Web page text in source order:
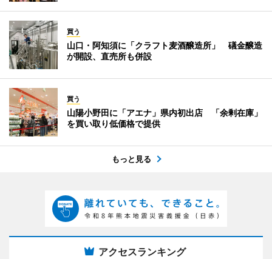
買う
山口・阿知須に「クラフト麦酒醸造所」 礒金醸造
が開設、直売所も併設
買う
山陽小野田に「アエナ」県内初出店 「余剰在庫」
を買い取り低価格で提供
もっと見る
アクセスランキング